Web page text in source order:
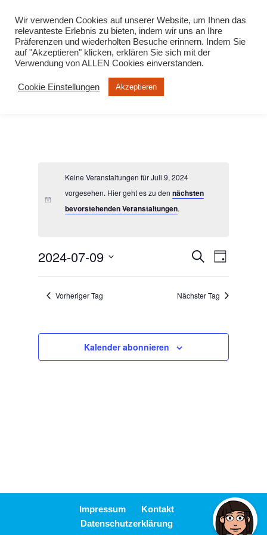
Keine Veranstaltungen für Juli 9, 2024
vorgesehen. Hier geht es zu dennächsten
bevorstehenden Veranstaltungen.
Suche
und
Navigation
Suche
Tag
2024-07-09
Vorheriger Tag Nächster Tag
Kalender abonnieren
Impressum
Kontakt
Datenschutzerklärung
Wir verwenden Cookies auf unserer Website, um Ihnen das
relevanteste Erlebnis zu bieten, indem wir uns an Ihre
Präferenzen und wiederholten Besuche erinnern. Indem Sie
auf "Akzeptieren" klicken, erklären Sie sich mit der
Verwendung von ALLEN Cookies einverstanden.
Cookie Einstellungen Akzeptieren